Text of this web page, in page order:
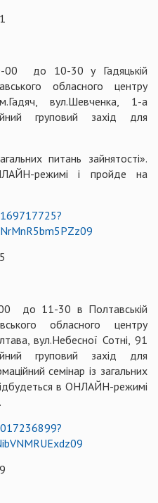
00 до 10-30 у Гадяцькій
обласного центру
вул.Шевченка, 1-а
груповий захід для
питань зайнятості».
режимі і пройде на
до 11-30 в Полтавській
обласного центру
вул.Небесної Сотні, 91
груповий захід для
семінар із загальних
в ОНЛАЙН-режимі